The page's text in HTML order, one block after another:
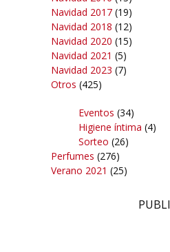
Navidad 2017 (19)
Navidad 2018 (12)
Navidad 2020 (15)
Navidad 2021 (5)
Navidad 2023 (7)
Otros (425)
Eventos (34)
Higiene íntima (4)
Sorteo (26)
Perfumes (276)
Verano 2021 (25)
PUBLI